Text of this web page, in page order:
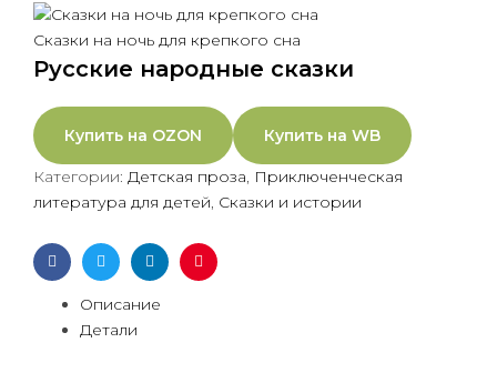
Сказки на ночь для крепкого сна
Русские народные сказки
Купить на OZON Купить на WB
Категории: Детская проза, Приключенческая
литература для детей, Сказки и истории
FacebookTwitterLinkedinPinterest
Описание
Детали